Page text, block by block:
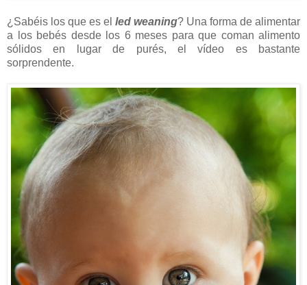
¿Sabéis los que es el led weaning? Una forma de alimentar
a los bebés desde los 6 meses para que coman alimento
sólidos en lugar de purés, el vídeo es bastante
sorprendente.